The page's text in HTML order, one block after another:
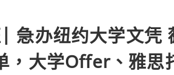
急办纽约大学文凭
，大学Offer、雅思